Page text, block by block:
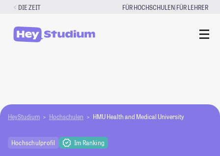
Zum
springen
DIE ZEIT FÜR HOCHSCHULEN|FÜR LEHRER
HeyStudium Hochschulen HMU Health and Medical University
Hochschulprofil Im Ranking